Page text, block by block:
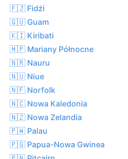
🇫🇯 Fidżi
🇬🇺 Guam
🇰🇮 Kiribati
🇲🇵 Mariany Północne
🇳🇷 Nauru
🇳🇺 Niue
🇳🇫 Norfolk
🇳🇨 Nowa Kaledonia
🇳🇿 Nowa Zelandia
🇵🇼 Palau
🇵🇬 Papua-Nowa Gwinea